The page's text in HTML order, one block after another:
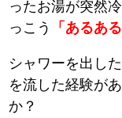
ったお湯が突然
っこう
「あるある
シャワーを出し
を流した経験が
か？